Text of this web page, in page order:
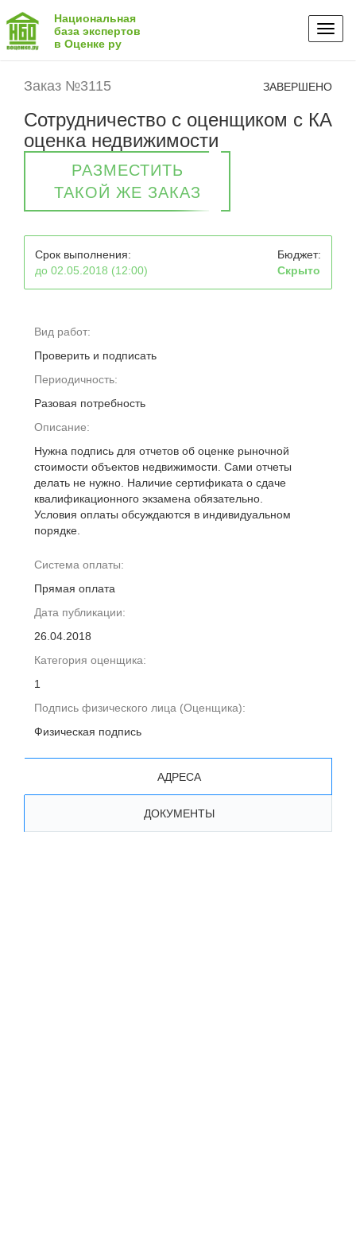
Национальная
база экспертов
в Оценке ру
Заказ №3115 ЗАВЕРШЕНО
Сотрудничество с оценщиком с КА
оценка недвижимости
РАЗМЕСТИТЬ
ТАКОЙ ЖЕ ЗАКАЗ
Срок выполнения:
до 02.05.2018 (12:00)
Бюджет:
Скрыто
Вид работ:
Проверить и подписать
Периодичность:
Разовая потребность
Описание:
Нужна подпись для отчетов об оценке рыночной
стоимости объектов недвижимости. Сами отчеты
делать не нужно. Наличие сертификата о сдаче
квалификационного экзамена обязательно.
Условия оплаты обсуждаются в индивидуальном
порядке.
Система оплаты:
Прямая оплата
Дата публикации:
26.04.2018
Категория оценщика:
1
Подпись физического лица (Оценщика):
Физическая подпись
АДРЕСА
ДОКУМЕНТЫ